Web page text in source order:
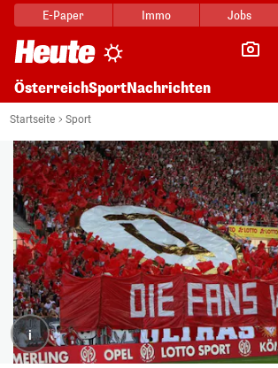
E-Paper Immo Jobs
ÖsterreichSportNachrichten
Startseite Sport
i